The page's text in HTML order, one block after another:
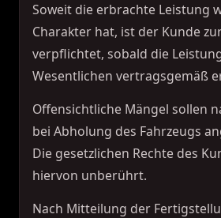
Soweit die erbrachte Leistung
Charakter hat, ist der Kunde
verpflichtet, sobald die
Wesentlichen vertragsgemäß
Offensichtliche Mängel sollen
bei Abholung des Fahrzeugs
Die gesetzlichen Rechte des
hiervon unberührt.
Nach Mitteilung der